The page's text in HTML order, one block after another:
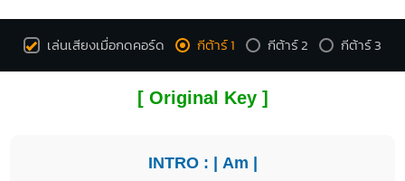
เล่นเสียงเมื่อกดคอร์ด กีต้าร์ 1 กีต้าร์ 2 กีต้าร์ 3
[ Original Key ]
INTRO : | Am |